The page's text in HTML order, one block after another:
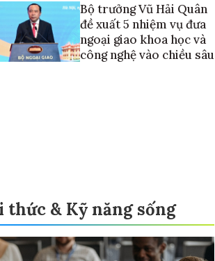
Bộ trưởng Vũ Hải Quân
đề xuất 5 nhiệm vụ đưa
ngoại giao khoa học và
công nghệ vào chiều sâu
thức & Kỹ năng sống